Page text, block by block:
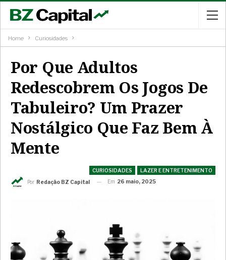
Home Curiosidades
Por Que Adultos
Redescobrem Os Jogos De
Tabuleiro? Um Prazer
Nostálgico Que Faz Bem À
Mente
CURIOSIDADES
LAZER E ENTRETENIMENTO
Por Redação BZ Capital Em 26 maio, 2025